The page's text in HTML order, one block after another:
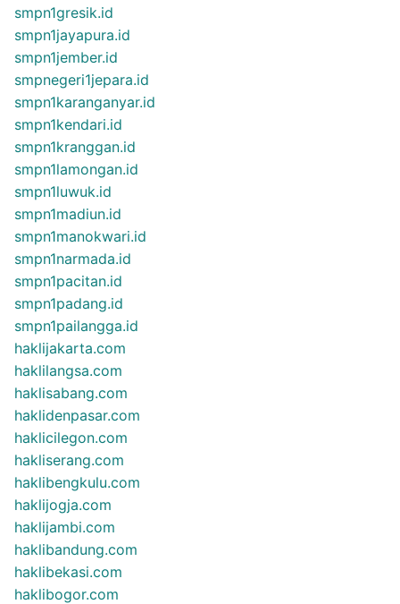
smpn1gresik.id
smpn1jayapura.id
smpn1jember.id
smpnegeri1jepara.id
smpn1karanganyar.id
smpn1kendari.id
smpn1kranggan.id
smpn1lamongan.id
smpn1luwuk.id
smpn1madiun.id
smpn1manokwari.id
smpn1narmada.id
smpn1pacitan.id
smpn1padang.id
smpn1pailangga.id
haklijakarta.com
haklilangsa.com
haklisabang.com
haklidenpasar.com
haklicilegon.com
hakliserang.com
haklibengkulu.com
haklijogja.com
haklijambi.com
haklibandung.com
haklibekasi.com
haklibogor.com